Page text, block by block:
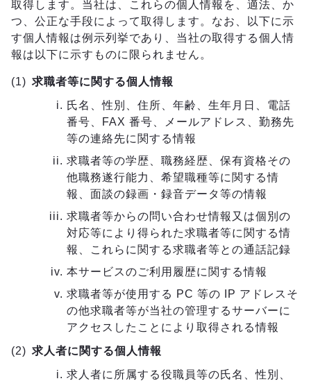
取得します。当社は、これらの個人情報を、適法、か
つ、公正な手段によって取得します。なお、以下に示
す個人情報は例示列挙であり、当社の取得する個人情
報は以下に示すものに限られません。
求職者等に関する個人情報
氏名、性別、住所、年齢、生年月日、電話
番号、FAX 番号、メールアドレス、勤務先
等の連絡先に関する情報
求職者等の学歴、職務経歴、保有資格その
他職務遂行能力、希望職種等に関する情
報、面談の録画・録音データ等の情報
求職者等からの問い合わせ情報又は個別の
対応等により得られた求職者等に関する情
報、これらに関する求職者等との通話記録
本サービスのご利用履歴に関する情報
求職者等が使用する PC 等の IP アドレスそ
の他求職者等が当社の管理するサーバーに
アクセスしたことにより取得される情報
求人者に関する個人情報
求人者に所属する役職員等の氏名、性別、